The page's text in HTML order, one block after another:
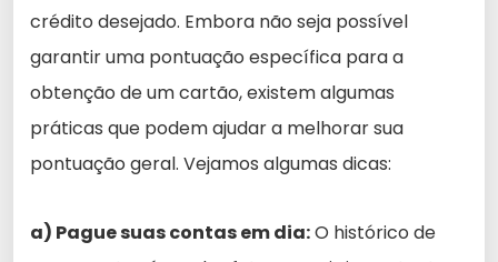
crédito desejado. Embora não seja possível
garantir uma pontuação específica para a
obtenção de um cartão, existem algumas
práticas que podem ajudar a melhorar sua
pontuação geral. Vejamos algumas dicas:
a) Pague suas contas em dia:O histórico de